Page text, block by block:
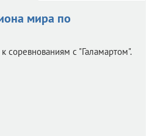
мира по
соревнованиям с "Галамартом".